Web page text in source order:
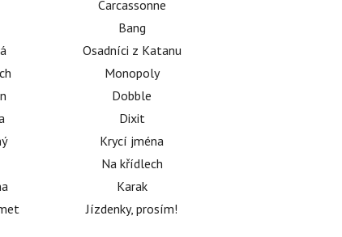
Carcassonne
Bang
Osadníci z Katanu
Monopoly
Dobble
Dixit
Krycí jména
Na křídlech
Karak
Jízdenky, prosím!